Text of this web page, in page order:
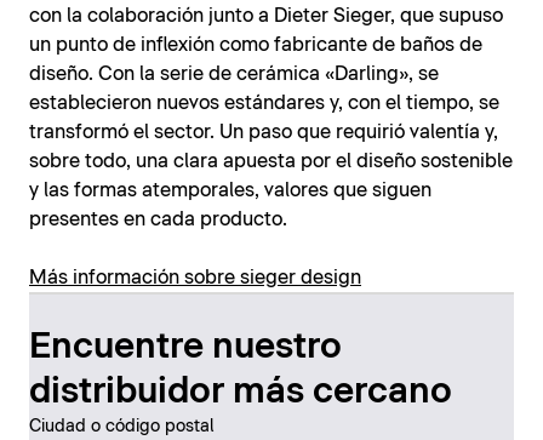
con la colaboración junto a Dieter Sieger, que supuso
un punto de inflexión como fabricante de baños de
diseño. Con la serie de cerámica «Darling», se
establecieron nuevos estándares y, con el tiempo, se
transformó el sector. Un paso que requirió valentía y,
sobre todo, una clara apuesta por el diseño sostenible
y las formas atemporales, valores que siguen
presentes en cada producto.
Más información sobre sieger design
Encuentre nuestro
distribuidor más cercano
Ciudad o código postal